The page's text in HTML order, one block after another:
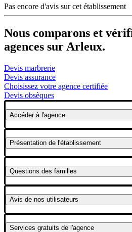
Pas encore d'avis sur cet établissement
Nous comparons et
agences sur Arleux.
Devis marbrerie
Devis assurance
Choisissez votre agence certifiée
Devis obsèques
Accéderà l'agence
Présentation de l'établissement
Questions des familles
Avis de nos utilisateurs
Services gratuits de l'agence